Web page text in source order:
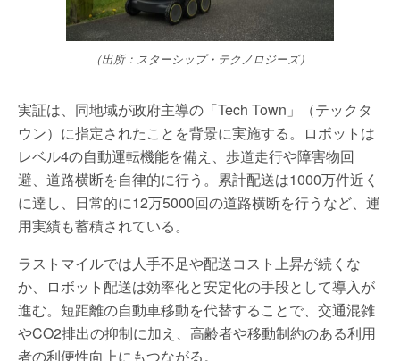
（出所：スターシップ・テクノロジーズ）
実証は、同地域が政府主導の「Tech Town」（テックタ
ウン）に指定されたことを背景に実施する。ロボットは
レベル4の自動運転機能を備え、歩道走行や障害物回
避、道路横断を自律的に行う。累計配送は1000万件近く
に達し、日常的に12万5000回の道路横断を行うなど、運
用実績も蓄積されている。
ラストマイルでは人手不足や配送コスト上昇が続くな
か、ロボット配送は効率化と安定化の手段として導入が
進む。短距離の自動車移動を代替することで、交通混雑
やCO2排出の抑制に加え、高齢者や移動制約のある利用
者の利便性向上にもつながる。